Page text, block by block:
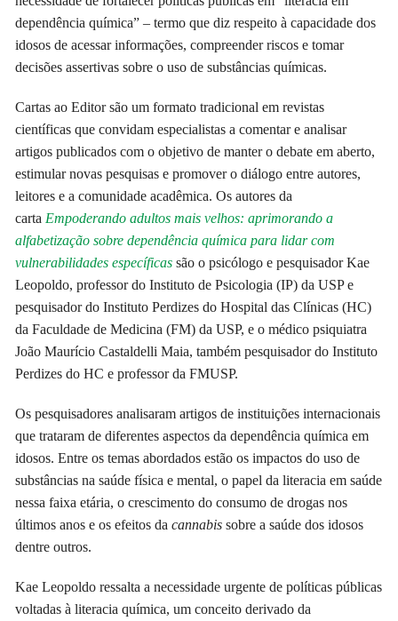
dependência química”–termo que diz respeito à capacidade dos
idosos de acessar informações, compreender riscos e tomar
decisões assertivas sobre o uso de substâncias químicas.
Cartas ao Editor são um formato tradicional em revistas
científicas que convidam especialistas a comentar e analisar
artigos publicados com o objetivo de manter o debate em aberto,
estimular novas pesquisas e promover o diálogo entre autores,
leitores e a comunidade acadêmica. Os autores da
carta Empoderando adultos mais velhos: aprimorando a
alfabetização sobre dependência química para lidar com
vulnerabilidades específicas são o psicólogo e pesquisador Kae
Leopoldo, professor do Instituto de Psicologia (IP) da USP e
pesquisador do Instituto Perdizes do Hospital das Clínicas (HC)
da Faculdade de Medicina (FM) da USP, e o médico psiquiatra
João Maurício Castaldelli Maia, também pesquisador do Instituto
Perdizes do HC e professor da FMUSP.
Os pesquisadores analisaram artigos de instituições internacionais
que trataram de diferentes aspectos da dependência química em
idosos. Entre os temas abordados estão os impactos do uso de
substâncias na saúde física e mental, o papel da literacia em saúde
nessa faixa etária, o crescimento do consumo de drogas nos
últimos anos e os efeitos dacannabis sobre a saúde dos idosos
dentre outros.
Kae Leopoldo ressalta a necessidade urgente de políticas públicas
voltadas à literacia química, um conceito derivado da